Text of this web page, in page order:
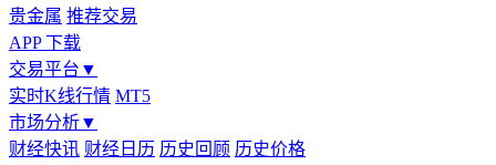
贵金属 推荐交易
APP 下载
交易平台 ▼
实时K线行情 MT5
市场分析▼
财经快讯 财经日历 历史回顾 历史价格